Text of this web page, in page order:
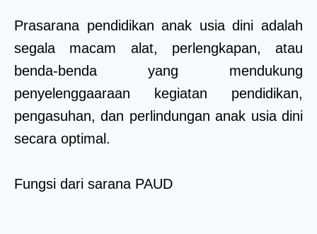
Prasarana pendidikan anak usia dini adalah
segala macam alat, perlengkapan, atau
benda-benda yang mendukung
penyelenggaaraan kegiatan pendidikan,
pengasuhan, dan perlindungan anak usia dini
secara optimal.
Fungsi dari sarana PAUD